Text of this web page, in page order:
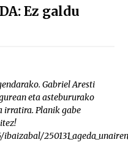
Ez galdu
Gabriel Aresti
eta astebururako
Planik gabe